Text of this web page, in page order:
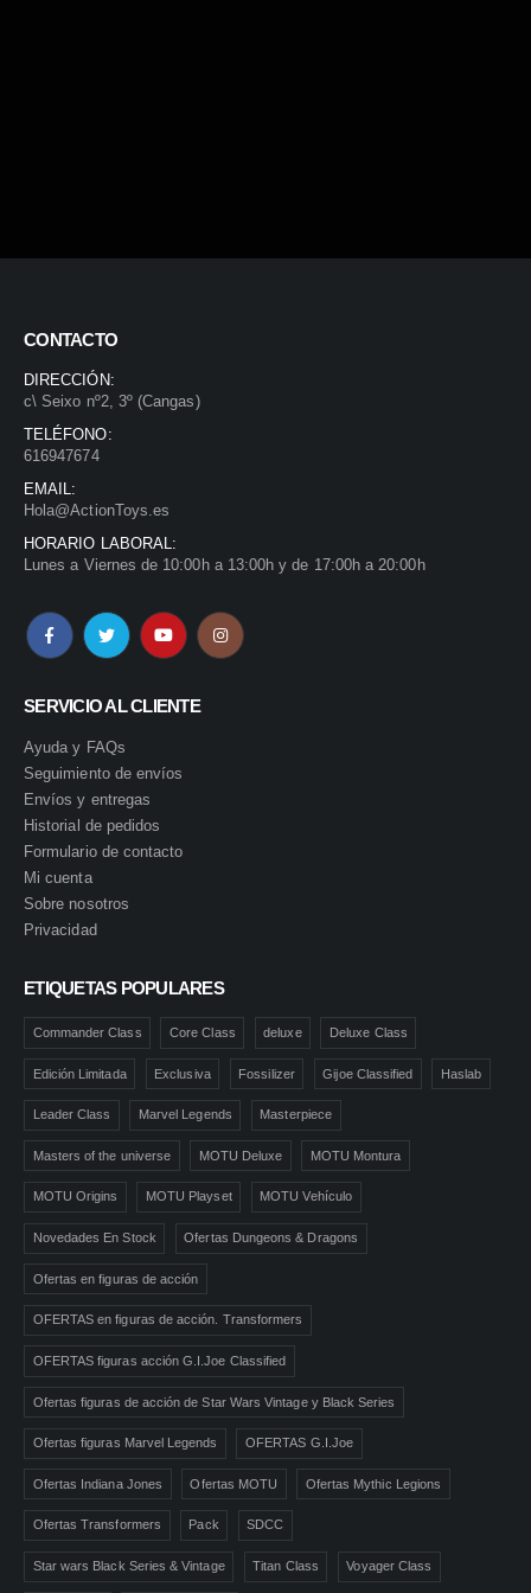
CONTACTO
DIRECCIÓN:
c\ Seixo nº2, 3º (Cangas)
TELÉFONO:
616947674
EMAIL:
Hola@ActionToys.es
HORARIO LABORAL:
Lunes a Viernes de 10:00h a 13:00h y de 17:00h a 20:00h
SERVICIO AL CLIENTE
Ayuda y FAQs
Seguimiento de envíos
Envíos y entregas
Historial de pedidos
Formulario de contacto
Mi cuenta
Sobre nosotros
Privacidad
ETIQUETAS POPULARES
Commander Class Core Class deluxe Deluxe Class
Edición Limitada Exclusiva Fossilizer Gijoe Classified Haslab
Leader Class Marvel Legends Masterpiece
Masters of the universe MOTU Deluxe MOTU Montura
MOTU Origins MOTU Playset MOTU Vehículo
Novedades En Stock Ofertas Dungeons & Dragons
Ofertas en figuras de acción
OFERTAS en figuras de acción. Transformers
OFERTAS figuras acción G.I.Joe Classified
Ofertas figuras de acción de Star Wars Vintage y Black Series
Ofertas figuras Marvel Legends OFERTAS G.I.Joe
Ofertas Indiana Jones Ofertas MOTU Ofertas Mythic Legions
Ofertas Transformers Pack SDCC
Star wars Black Series & Vintage Titan Class Voyager Class